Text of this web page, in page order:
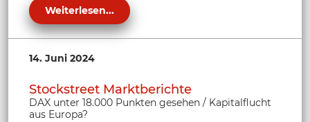
Weiterlesen...
14. Juni 2024
Stockstreet Marktberichte
DAX unter 18.000 Punkten gesehen / Kapitalflucht
aus Europa?